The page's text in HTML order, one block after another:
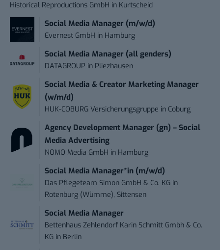
Historical Reproductions GmbH in Kurtscheid
Social Media Manager (m/w/d)
Evernest GmbH in Hamburg
Social Media Manager (all genders)
DATAGROUP in Pliezhausen
Social Media & Creator Marketing Manager
(w/m/d)
HUK-COBURG Versicherungsgruppe in Coburg
Agency Development Manager (gn) – Social
Media Advertising
NOMO Media GmbH in Hamburg
Social Media Manager*in (m/w/d)
Das Pflegeteam Simon GmbH & Co. KG in
Rotenburg (Wümme), Sittensen
Social Media Manager
Bettenhaus Zehlendorf Karin Schmitt Gmbh & Co.
KG in Berlin